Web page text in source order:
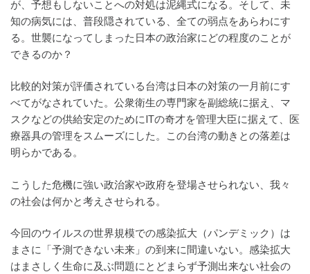
が、予想もしないことへの対処は泥縄式になる。そして、未
知の病気には、普段隠されている、全ての弱点をあらわにす
る。世襲になってしまった日本の政治家にどの程度のことが
できるのか？
比較的対策が評価されている台湾は日本の対策の一月前にす
べてがなされていた。公衆衛生の専門家を副総統に据え、マ
スクなどの供給安定のためにITの奇才を管理大臣に据えて、医
療器具の管理をスムーズにした。この台湾の動きとの落差は
明らかである。
こうした危機に強い政治家や政府を登場させられない、我々
の社会は何かと考えさせられる。
今回のウイルスの世界規模での感染拡大（パンデミック）は
まさに「予測できない未来」の到来に間違いない。感染拡大
はまさしく生命に及ぶ問題にとどまらず予測出来ない社会の